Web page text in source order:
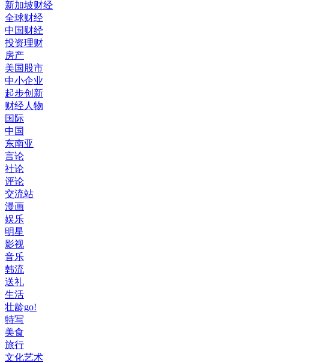
新加坡财经
全球财经
中国财经
投资理财
房产
美国股市
中小企业
起步创新
财经人物
国际
中国
东南亚
言论
社论
评论
交流站
漫画
娱乐
明星
影视
音乐
韩流
送礼
生活
壮龄go!
特写
美食
旅行
文化艺术